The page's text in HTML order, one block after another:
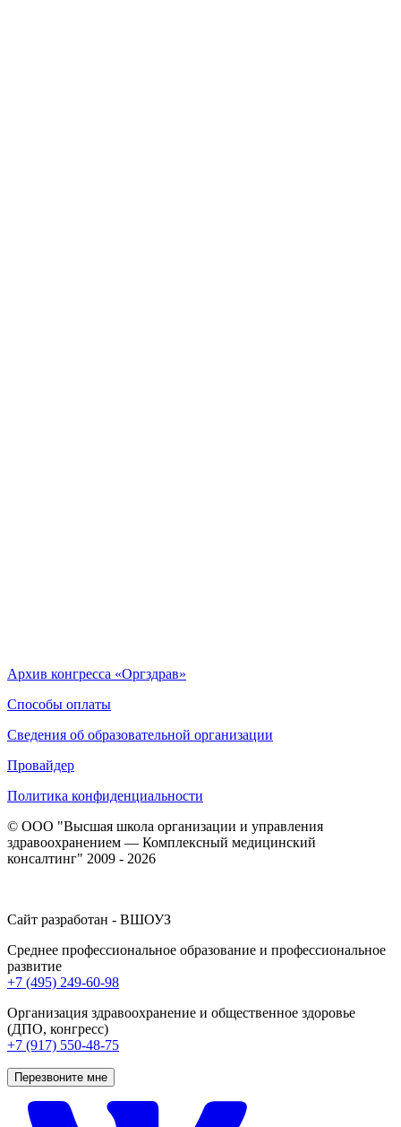
Архив конгресса «Оргздрав»
Способы оплаты
Сведения об образовательной организации
Провайдер
Политика конфиденциальности
© ООО "Высшая школа организации и управления
здравоохранением — Комплексный медицинский
консалтинг" 2009 - 2026
Сайт разработан - ВШОУЗ
Среднее профессиональное образование и профессиональное
развитие
+7 (495) 249-60-98
Организация здравоохранение и общественное здоровье
(ДПО, конгресс)
+7 (917) 550-48-75
Перезвоните мне